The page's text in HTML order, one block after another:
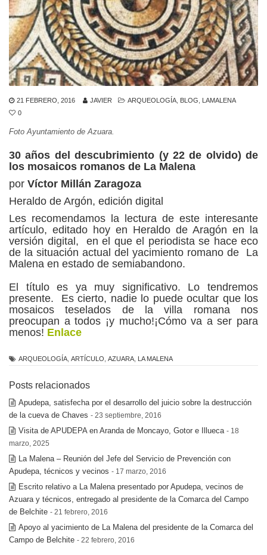
21 FEBRERO, 2016 JAVIER ARQUEOLOGÍA BLOG
LAMALENA
0
Foto Ayuntamiento de Azuara.
30 años del descubrimiento (y 22 de olvido) de
los mosaicos romanos de La Malena
por Víctor Millán Zaragoza
Heraldo de Argón, edición digital
Les recomendamos la lectura de este interesante
artículo, editado hoy en Heraldo de Aragón en la
versión digital, en el que el periodista se hace eco
de la situación actual del yacimiento romano de La
Malena en estado de semiabandono.
El título es ya muy significativo. Lo tendremos
presente. Es cierto, nadie lo puede ocultar que los
mosaicos teselados de la villa romana nos
preocupan a todos ¡y mucho!¡Cómo va a ser para
menos! Enlace
ARQUEOLOGÍA ARTÍCULO AZUARA LA MALENA
Posts relacionados
Apudepa, satisfecha por el desarrollo del juicio sobre la destrucción
de la cueva de Chaves - 23 septiembre, 2016
Visita de APUDEPA en Aranda de Moncayo, Gotor e Illueca - 18
marzo, 2025
La Malena – Reunión del Jefe del Servicio de Prevención con
Apudepa, técnicos y vecinos - 17 marzo, 2016
Escrito relativo a La Malena presentado por Apudepa, vecinos de
Azuara y técnicos, entregado al presidente de la Comarca del Campo
de Belchite - 21 febrero, 2016
Apoyo al yacimiento de La Malena del presidente de la Comarca del
Campo de Belchite - 22 febrero, 2016